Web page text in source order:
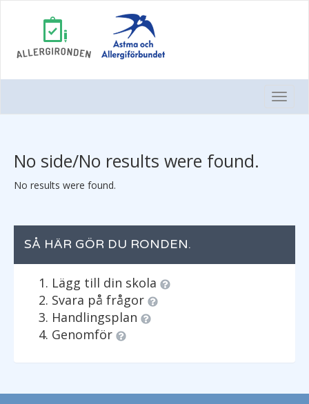
No side/No results were found.
No results were found.
SÅ HÄR GÖR DU RONDEN.
Lägg till din skola
Svara på frågor
Handlingsplan
Genomför